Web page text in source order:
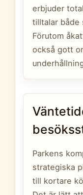
erbjuder
tilltalar både
Förutom
också gott
Parkens
strategiska
till kortare